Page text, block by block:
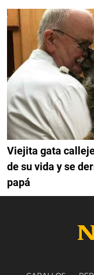
Viejita gata
de su vida y se
papá